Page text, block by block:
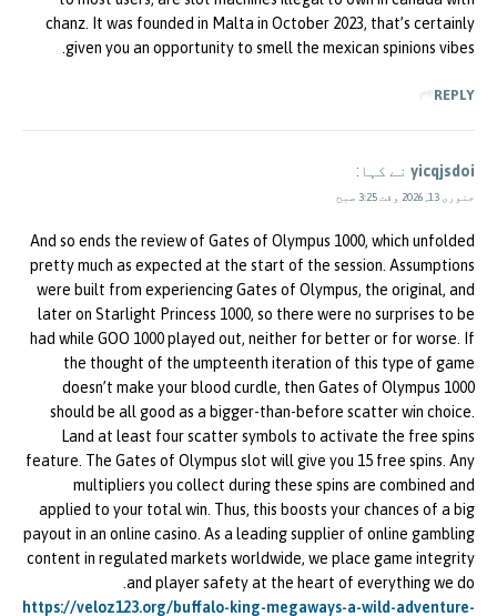
chanz. It was founded in Malta in October 2023, that’s certainly
given you an opportunity to smell the mexican spinions vibes.
REPLY
yicqjsdoi نے کہا:
جنوری 13, 2026 وقت 3:25 صبح
And so ends the review of Gates of Olympus 1000, which unfolded
pretty much as expected at the start of the session. Assumptions
were built from experiencing Gates of Olympus, the original, and
later on Starlight Princess 1000, so there were no surprises to be
had while GOO 1000 played out, neither for better or for worse. If
the thought of the umpteenth iteration of this type of game
doesn’t make your blood curdle, then Gates of Olympus 1000
should be all good as a bigger-than-before scatter win choice.
Land at least four scatter symbols to activate the free spins
feature. The Gates of Olympus slot will give you 15 free spins. Any
multipliers you collect during these spins are combined and
applied to your total win. Thus, this boosts your chances of a big
payout in an online casino. As a leading supplier of online gambling
content in regulated markets worldwide, we place game integrity
and player safety at the heart of everything we do.
https://veloz123.org/buffalo-king-megaways-a-wild-adventure-